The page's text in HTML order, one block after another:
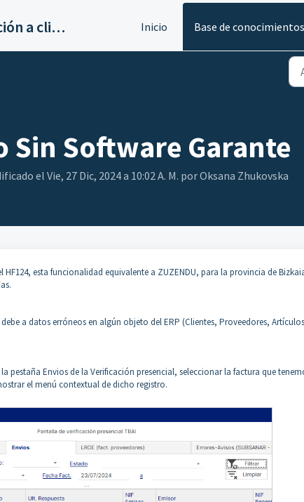
Servicios de implantación a clientes de Ahora Inicio Base de conocimientos
Sin Software Garante
el Vie, 27 Dic, 2024 a 10:02 A. M. por Oksana Zhukovska
HF124, esta funcionalidad equivalente a ZUZENDU, para la provincia de
a datos erróneos en algún objeto del ERP (Clientes, Proveedores,
pestaña Envios de la Verificación presencial, seleccionar la factura que
el menú contextual de dicho registro.